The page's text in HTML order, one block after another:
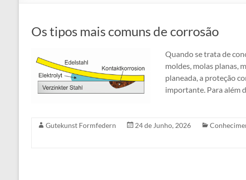
Os tipos mais comuns de corrosão
Quando se trata de
moldes, molas planas,
planeada, a proteção
importante. Para além
Gutekunst Formfedern 24 de Junho, 2026